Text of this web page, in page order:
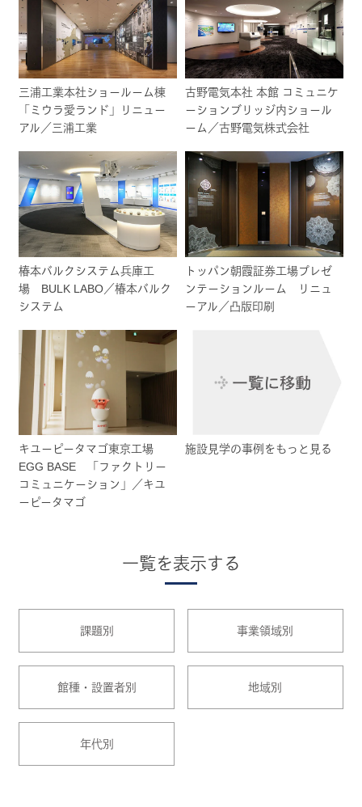
三浦工業本社ショールーム棟
「ミウラ愛ランド」リニュー
アル／三浦工業
古野電気本社 本館 コミュニケ
ーションブリッジ内ショール
ーム／古野電気株式会社
椿本バルクシステム兵庫工
場 BULK LABO／椿本バルク
システム
トッパン朝霞証券工場プレゼ
ンテーションルーム リニュ
ーアル／凸版印刷
キユーピータマゴ東京工場
EGG BASE 「ファクトリー
コミュニケーション」／キユ
ーピータマゴ
施設見学の事例をもっと見る
一覧を表示する
課題別 事業領域別
館種・設置者別 地域別
年代別